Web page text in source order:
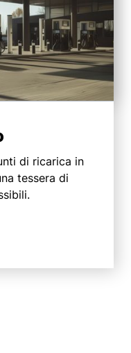
di ricarica in
tessera di